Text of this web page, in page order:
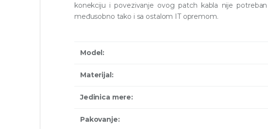
konekciju i povezivanje ovog patch kabla nije
međusobno tako i sa ostalom IT opremom.
Model:
Materijal:
Jedinica mere:
Pakovanje: